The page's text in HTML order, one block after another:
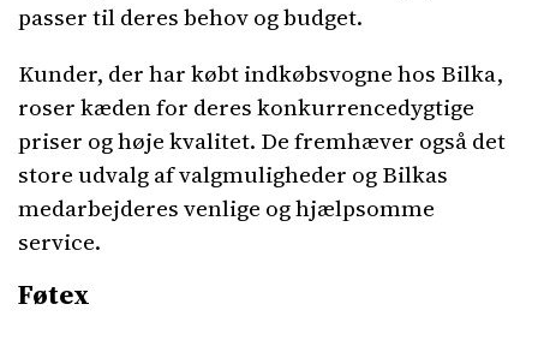
passer til deres behov og budget.
Kunder, der har købt indkøbsvogne hos Bilka,
roser kæden for deres konkurrencedygtige
priser og høje kvalitet. De fremhæver også det
store udvalg af valgmuligheder og Bilkas
medarbejderes venlige og hjælpsomme
service.
Føtex